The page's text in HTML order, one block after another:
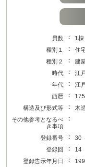
員数 ：
1棟
種別１
：
住
種別２
：
建
時代
：
江
年代
：
江
西暦
：
構造及び形式等
：
木
その他参考となるべ
き事項
：
登録番号 ：
30
登録回
：
14
登録告示年月日
：